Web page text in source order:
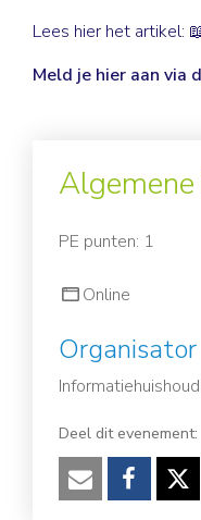
Lees hier het artikel:
Meld je hier aan via
PE punten: 1
Online
Organisator
Deel dit evenement:
Verzenden